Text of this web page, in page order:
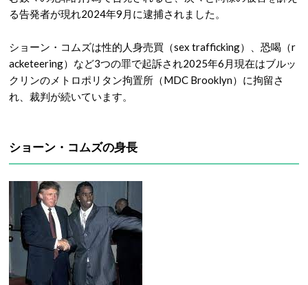
る告発者が現れ2024年9月に逮捕されました。
ショーン・コムズは性的人身売買（sex trafficking）、恐喝（r
acketeering）など3つの罪で起訴され2025年6月現在はブルッ
クリンのメトロポリタン拘置所（MDC Brooklyn）に拘留さ
れ、裁判が続いています。
ショーン・コムズの身長